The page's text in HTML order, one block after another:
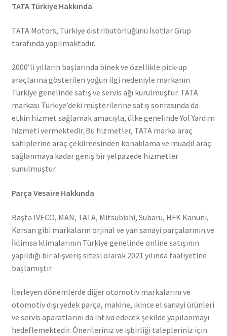
TATA Türkiye Hakkında
TATA Motors, Türkiye distribütörlüğünü İsotlar Grup
tarafında yapılmaktadır.
2000’li yılların başlarında binek ve özellikle pick-up
araçlarına gösterilen yoğun ilgi nedeniyle markanın
Türkiye genelinde satış ve servis ağı kurulmuştur. TATA
markası Türkiye’deki müşterilerine satış sonrasında da
etkin hizmet sağlamak amacıyla, ülke genelinde Yol Yardım
hizmeti vermektedir. Bu hizmetler, TATA marka araç
sahiplerine araç çekilmesinden konaklama ve muadil araç
sağlanmaya kadar geniş bir yelpazede hizmetler
sunulmuştur.
Parça Vesaire Hakkında
Başta IVECO, MAN, TATA, Mitsubishi, Subaru, HFK Kanuni,
Karsan gibi markaların orjinal ve yan sanayi parçalarının ve
İklimsa klimalarının Türkiye genelinde online satışının
yapıldığı bir alışveriş sitesi olarak 2021 yılında faaliyetine
başlamıştır.
İlerleyen dönemlerde diğer otomotiv markalarını ve
otomotiv dışı yedek parça, makine, ikince el sanayi ürünleri
ve servis aparatlarını da ihtiva edecek şekilde yapılanmayı
hedeflemektedir. Önerileriniz ve işbirliği talepleriniz için